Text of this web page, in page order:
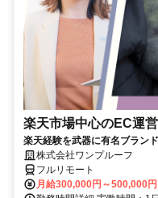
楽天市場中心のEC運
楽天経験を武器に有名ブラン
株式会社ワンプルーフ
フルリモート
月給300,000円～500,000円